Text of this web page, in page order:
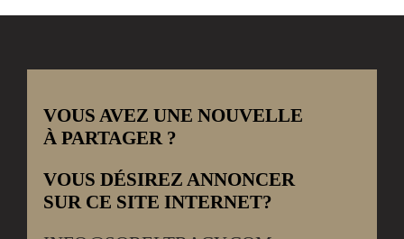
VOUS AVEZ UNE NOUVELLE
À PARTAGER ?
VOUS DÉSIREZ ANNONCER
SUR CE SITE INTERNET?